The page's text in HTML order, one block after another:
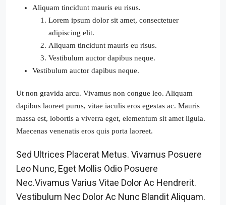
Aliquam tincidunt mauris eu risus.
Lorem ipsum dolor sit amet, consectetuer
adipiscing elit.
Aliquam tincidunt mauris eu risus.
Vestibulum auctor dapibus neque.
Vestibulum auctor dapibus neque.
Ut non gravida arcu. Vivamus non congue leo. Aliquam
dapibus laoreet purus, vitae iaculis eros egestas ac. Mauris
massa est, lobortis a viverra eget, elementum sit amet ligula.
Maecenas venenatis eros quis porta laoreet.
Sed Ultrices Placerat Metus. Vivamus Posuere
Leo Nunc, Eget Mollis Odio Posuere
Nec.Vivamus Varius Vitae Dolor Ac Hendrerit.
Vestibulum Nec Dolor Ac Nunc Blandit Aliquam.